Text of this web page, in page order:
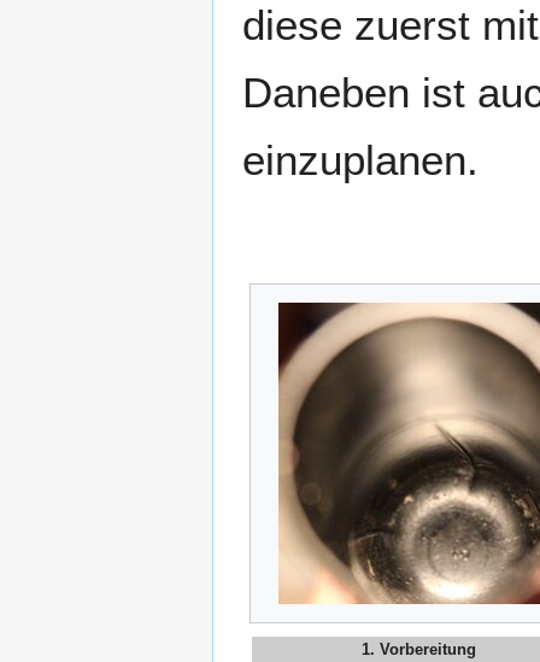
diese zuerst
Daneben ist
einzuplanen.
1. Vorbereitung